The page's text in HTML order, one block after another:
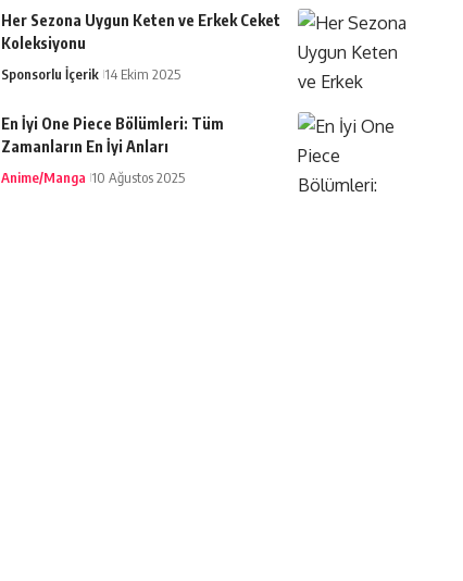
Her Sezona Uygun Keten ve Erkek Ceket
Koleksiyonu
Sponsorlu İçerik 14 Ekim 2025
En İyi One Piece Bölümleri: Tüm
Zamanların En İyi Anları
Anime/Manga 10 Ağustos 2025